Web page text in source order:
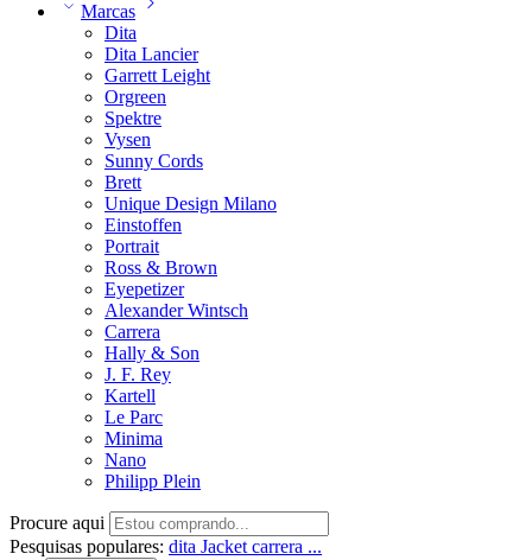
Marcas
Dita
Dita Lancier
Garrett Leight
Orgreen
Spektre
Vysen
Sunny Cords
Brett
Unique Design Milano
Einstoffen
Portrait
Ross & Brown
Eyepetizer
Alexander Wintsch
Carrera
Hally & Son
J. F. Rey
Kartell
Le Parc
Minima
Nano
Philipp Plein
Procure aqui
Pesquisas populares: dita Jacket carrera ...